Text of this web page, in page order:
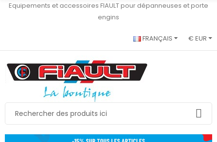
Equipements et accessoires FIAULT pour dépanneuses et porte
engins
FRANÇAIS € EUR